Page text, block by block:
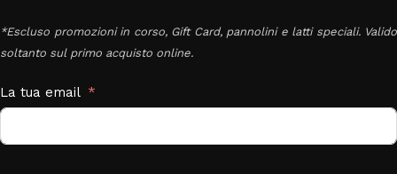
*Escluso promozioni in corso, Gift Card, pannolini e latti speciali. Valido
soltanto sul primo acquisto online.
La tua email